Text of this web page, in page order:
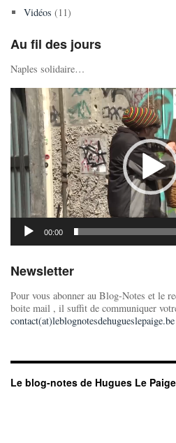
Vidéos (11)
Au fil des jours
Naples solidaire…
Lecteur
vidéo
00:00
Newsletter
Pour vous abonner au Blog-Notes et le
boite mail , il suffit de communiquer
contact(at)leblognotesdehugueslepaige.be
Le blog-notes de Hugues Le Paige